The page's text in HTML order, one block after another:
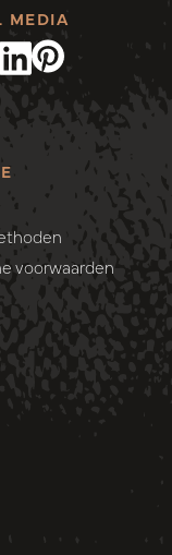
voorwaarden
MEDIA